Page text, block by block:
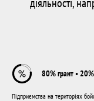
80% грант •
Підприємства на територіях